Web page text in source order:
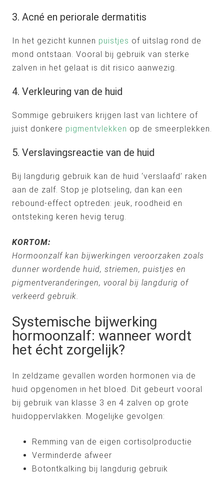
3. Acné en periorale dermatitis
In het gezicht kunnen puistjes of uitslag rond de
mond ontstaan. Vooral bij gebruik van sterke
zalven in het gelaat is dit risico aanwezig.
4. Verkleuring van de huid
Sommige gebruikers krijgen last van lichtere of
juist donkere pigmentvlekken op de smeerplekken.
5. Verslavingsreactie van de huid
Bij langdurig gebruik kan de huid ‘verslaafd’ raken
aan de zalf. Stop je plotseling, dan kan een
rebound-effect optreden: jeuk, roodheid en
ontsteking keren hevig terug.
KORTOM:
Hormoonzalf kan bijwerkingen veroorzaken zoals
dunner wordende huid, striemen, puistjes en
pigmentveranderingen, vooral bij langdurig of
verkeerd gebruik.
Systemische bijwerking
hormoonzalf: wanneer wordt
het écht zorgelijk?
In zeldzame gevallen worden hormonen via de
huid opgenomen in het bloed. Dit gebeurt vooral
bij gebruik van klasse 3 en 4 zalven op grote
huidoppervlakken. Mogelijke gevolgen:
Remming van de eigen cortisolproductie
Verminderde afweer
Botontkalking bij langdurig gebruik